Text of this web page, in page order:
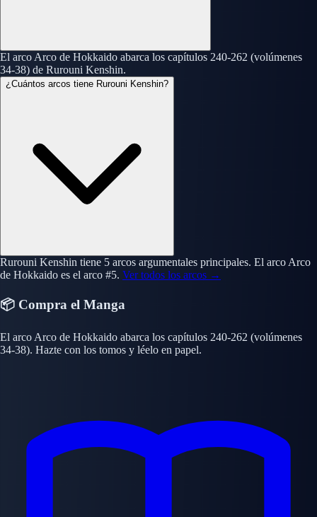
El arco Arco de Hokkaido abarca los capítulos 240-262 (volúmenes
34-38) de Rurouni Kenshin.
¿Cuántos arcos tiene Rurouni Kenshin?
Rurouni Kenshin tiene 5 arcos argumentales principales. El arco Arco
de Hokkaido es el arco #5. Ver todos los arcos →
📦 Compra el Manga
El arco Arco de Hokkaido abarca los capítulos 240-262 (volúmenes
34-38). Hazte con los tomos y léelo en papel.